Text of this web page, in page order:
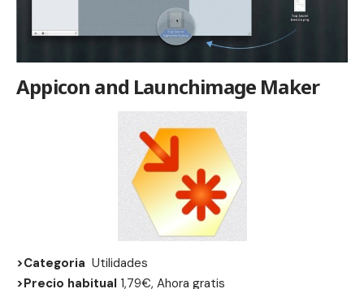
Appicon and Launchimage Maker
>Categoria Utilidades
>Precio habitual 1,79€, Ahora gratis